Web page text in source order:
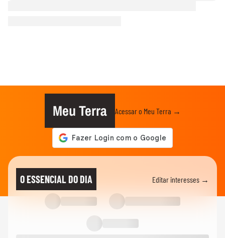
Meu Terra Acessar o Meu Terra →
O ESSENCIAL DO DIA Editar interesses →